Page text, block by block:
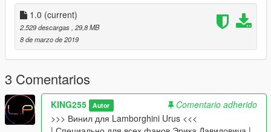
1.0 (current)
2.529 descargas , 29,8 MB
8 de marzo de 2019
3 Comentarios
KING255 Autor
Comentario adherido
>>> Винил для Lamborghini Urus <<<